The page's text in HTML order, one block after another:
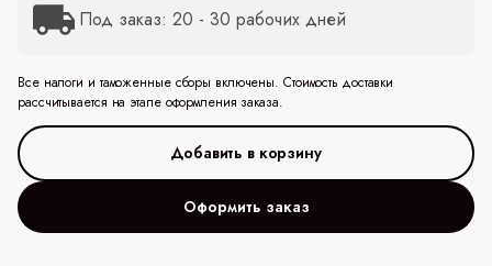
Под заказ: 20 - 30 рабочих дней
Все налоги и таможенные сборы включены. Стоимость доставки
рассчитывается на этапе оформления заказа.
Оформить заказ